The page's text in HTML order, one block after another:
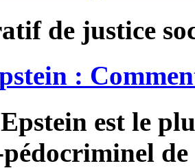
de justice
:
est le